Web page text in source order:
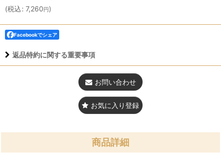
(税込: 7,260円)
Facebookでシェア
返品特約に関する重要事項
お問い合わせ
お気に入り登録
商品詳細